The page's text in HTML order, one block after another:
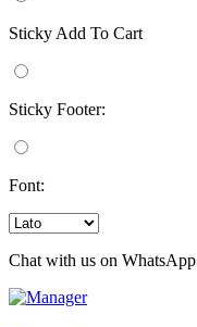
Sticky Add To Cart
Sticky Footer:
Font:
Chat with us on WhatsApp